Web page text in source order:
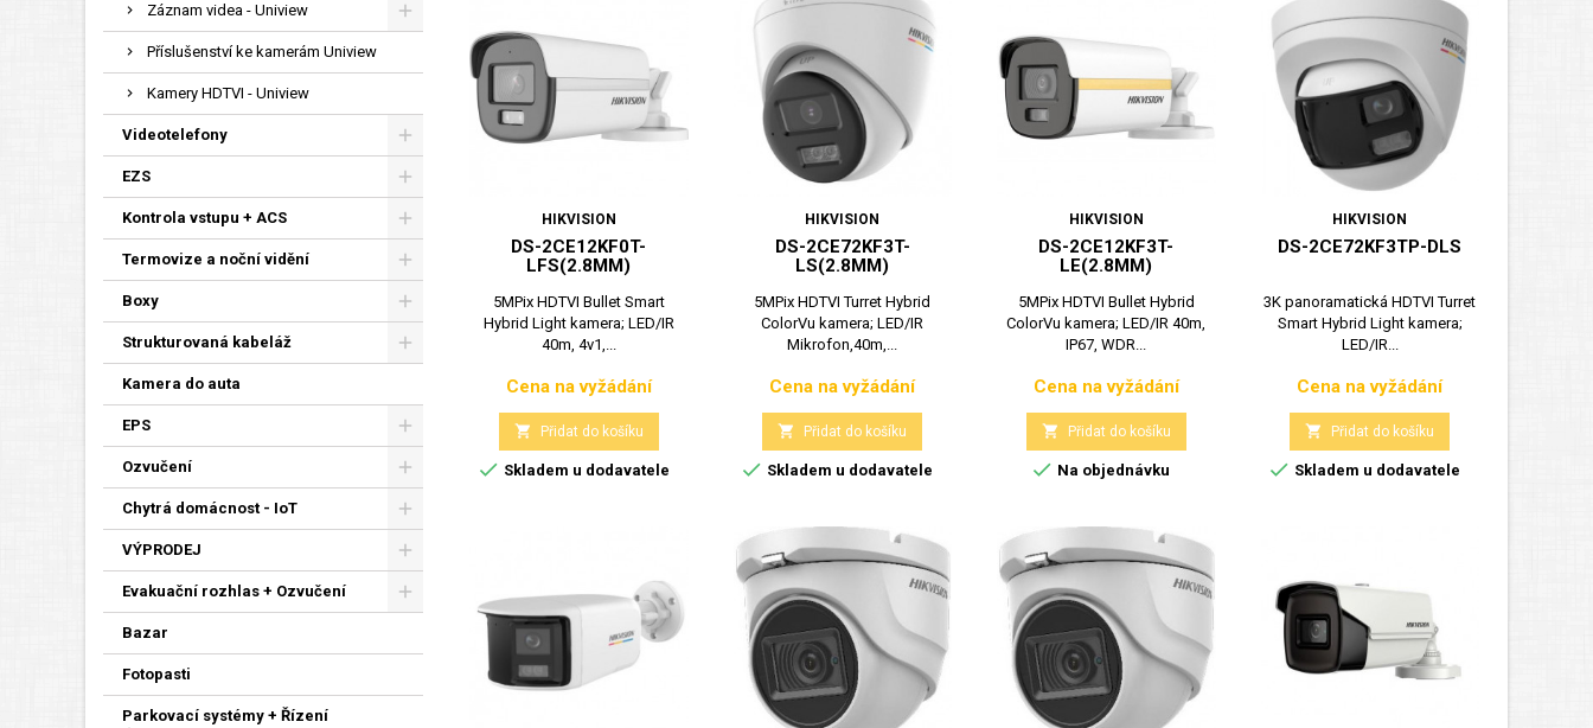
Záznam videa - Uniview
Příslušenství ke kamerám Uniview
Kamery HDTVI - Uniview
Videotelefony
EZS
Kontrola vstupu + ACS
Termovize a noční vidění
Boxy
Strukturovaná kabeláž
Kamera do auta
EPS
Ozvučení
Chytrá domácnost - IoT
VÝPRODEJ
Evakuační rozhlas + Ozvučení
Bazar
Fotopasti
Parkovací systémy + Řízení
HIKVISION
DS-2CE12KF0T-
LFS(2.8MM)
5MPix HDTVI Bullet Smart
Hybrid Light kamera; LED/IR
40m, 4v1,...
Cena
Cena na vyžádání
 Přidat do košíku
 Skladem u dodavatele
HIKVISION
DS-2CE72KF3T-
LS(2.8MM)
5MPix HDTVI Turret Hybrid
ColorVu kamera; LED/IR
Mikrofon,40m,...
Cena
Cena na vyžádání
 Přidat do košíku
 Skladem u dodavatele
HIKVISION
DS-2CE12KF3T-
LE(2.8MM)
5MPix HDTVI Bullet Hybrid
ColorVu kamera; LED/IR 40m,
IP67, WDR...
Cena
Cena na vyžádání
 Přidat do košíku
 Na objednávku
HIKVISION
DS-2CE72KF3TP-DLS
3K panoramatická HDTVI Turret
Smart Hybrid Light kamera;
LED/IR...
Cena
Cena na vyžádání
 Přidat do košíku
 Skladem u dodavatele